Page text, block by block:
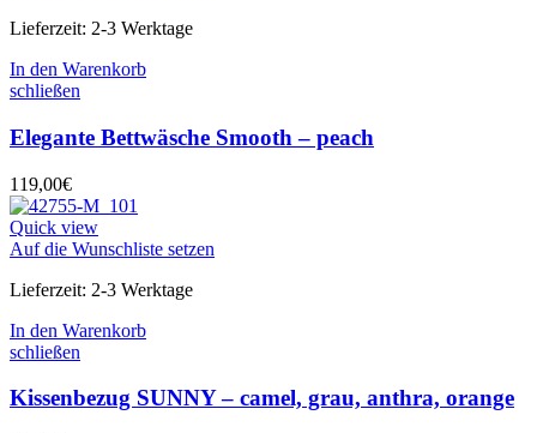
Lieferzeit: 2-3 Werktage
In den Warenkorb
schließen
Elegante Bettwäsche Smooth – peach
119,00€
Quick view
Auf die Wunschliste setzen
Lieferzeit: 2-3 Werktage
In den Warenkorb
schließen
Kissenbezug SUNNY – camel, grau, anthra, orange